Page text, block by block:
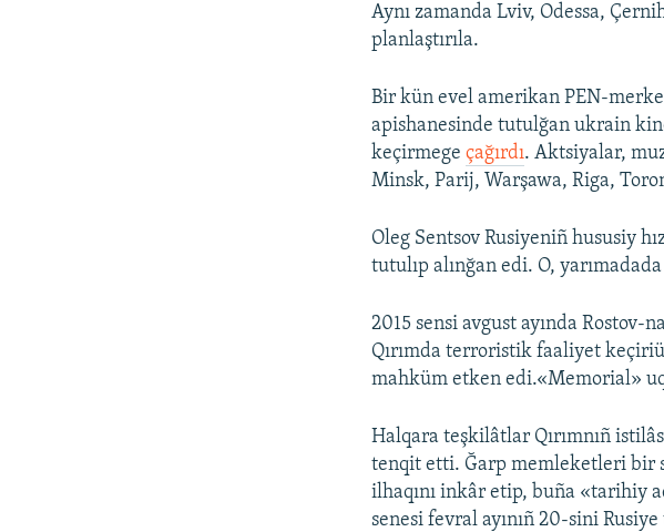
Aynı zamanda Lviv, Odessa,
planlaştırıla.
Bir kün evel amerikan PEN-
apishanesinde tutulğan ukrain
keçirmegeçağırdı. Aktsiyalar,
Minsk, Parij, Warşawa, Riga,
Oleg Sentsov Rusiyeniñ hususiy
tutulıp alınğan edi. O,
2015 sensi avgust ayında Rostov-
Qırımda terroristik faaliyet
mahküm etken edi.«Memorial»
Halqara teşkilâtlar Qırımnıñ
tenqit etti. Ğarp memleketleri bir
ilhaqını inkâr etip, buña «tarihiy
senesi fevral ayınıñ 20-sini